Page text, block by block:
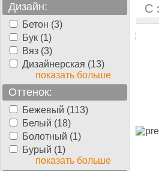
Дизайн:
Бетон (3)
Бук (1)
Вяз (3)
Дизайнерская (13)
показать больше
Оттенок:
Бежевый (113)
Белый (18)
Болотный (1)
Бурый (1)
показать больше
С